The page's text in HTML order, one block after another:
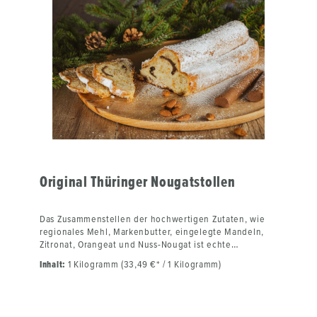
lieben (genauso wie die Sachsen) unseren
traditionellen Weihnachtsstollen.
Inhaltsstoffe/Zutaten:Weizenmehl, Butter, Mandeln,
Zucker, Orangeat, Zitronat, Hefe, Salz, Rum, Gewürze
Gebrauchsanweisung:Vor dem Verzehr aus der Packung
entnehmen und den Stollen kurz ziehen lassen.Kühl
und trocken lagern.
Original Thüringer Nougatstollen
Das Zusammenstellen der hochwertigen Zutaten, wie
regionales Mehl, Markenbutter, eingelegte Mandeln,
Zitronat, Orangeat und Nuss-Nougat ist echte
Kneten des Stollenteiges und seine Ruhezeit. Nach
Inhalt: 1 Kilogramm (33,49 €* / 1 Kilogramm)